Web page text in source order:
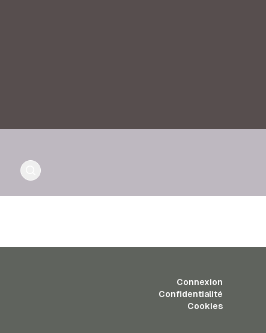
Connexion
Confidentialité
Cookies